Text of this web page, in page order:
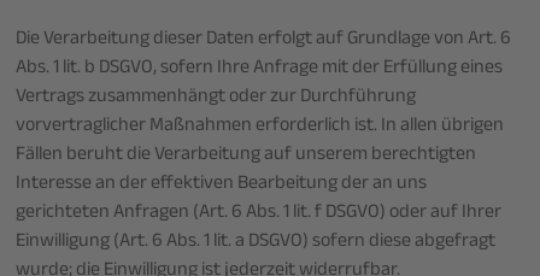
Die Verarbeitung dieser Daten erfolgt auf Grundlage von Art. 6
Abs. 1 lit. b DSGVO, sofern Ihre Anfrage mit der Erfüllung eines
Vertrags zusammenhängt oder zur Durchführung
vorvertraglicher Maßnahmen erforderlich ist. In allen übrigen
Fällen beruht die Verarbeitung auf unserem berechtigten
Interesse an der effektiven Bearbeitung der an uns
gerichteten Anfragen (Art. 6 Abs. 1 lit. f DSGVO) oder auf Ihrer
Einwilligung (Art. 6 Abs. 1 lit. a DSGVO) sofern diese abgefragt